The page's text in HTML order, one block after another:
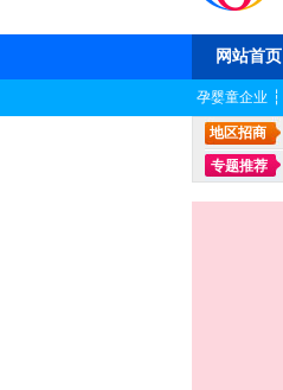
网站首页
孕婴童企业 ┆
地区招商
专题推荐